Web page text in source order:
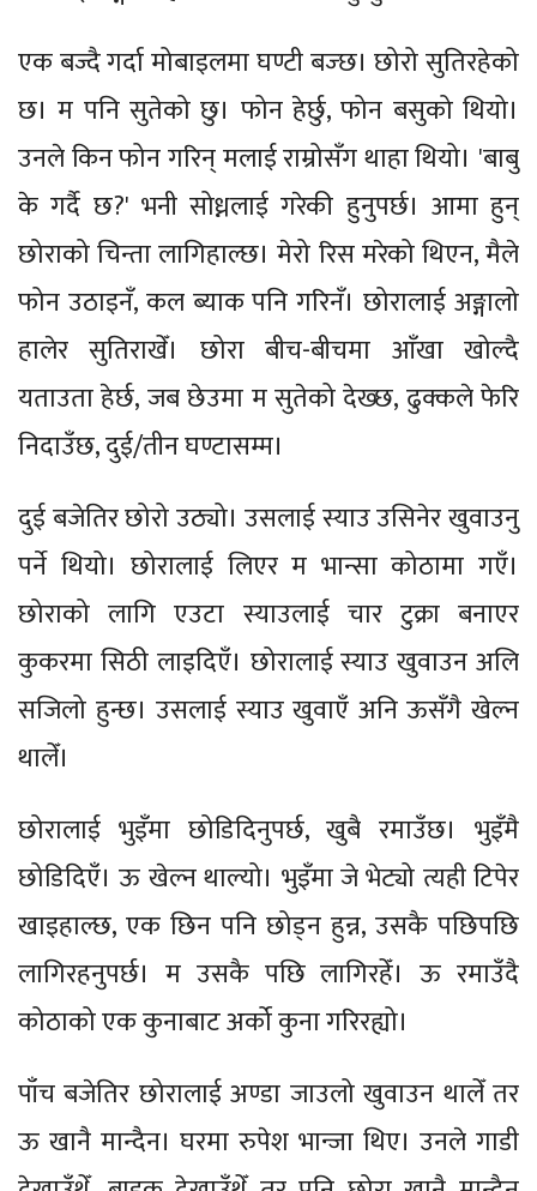
एक बज्दै गर्दा मोबाइलमा घण्टी बज्छ। छोरो सुतिरहेको
छ। म पनि सुतेको छु। फोन हेर्छु, फोन बसुको थियो।
उनले किन फोन गरिन् मलाई राम्रोसँग थाहा थियो। 'बाबु
के गर्दै छ?' भनी सोध्नलाई गरेकी हुनुपर्छ। आमा हुन्
छोराको चिन्ता लागिहाल्छ। मेरो रिस मरेको थिएन, मैले
फोन उठाइनँ, कल ब्याक पनि गरिनँ। छोरालाई अङ्गालो
हालेर सुतिराखेँ। छोरा बीच-बीचमा आँखा खोल्दै
यताउता हेर्छ, जब छेउमा म सुतेको देख्छ, ढुक्कले फेरि
निदाउँछ, दुई/तीन घण्टासम्म।
दुई बजेतिर छोरो उठ्यो। उसलाई स्याउ उसिनेर खुवाउनु
पर्ने थियो। छोरालाई लिएर म भान्सा कोठामा गएँ।
छोराको लागि एउटा स्याउलाई चार टुक्रा बनाएर
कुकरमा सिठी लाइदिएँ। छोरालाई स्याउ खुवाउन अलि
सजिलो हुन्छ। उसलाई स्याउ खुवाएँ अनि ऊसँगै खेल्न
थालेँ।
छोरालाई भुइँमा छोडिदिनुपर्छ, खुबै रमाउँछ। भुइँमै
छोडिदिएँ। ऊ खेल्न थाल्यो। भुइँमा जे भेट्यो त्यही टिपेर
खाइहाल्छ, एक छिन पनि छोड्न हुन्न, उसकै पछिपछि
लागिरहनुपर्छ। म उसकै पछि लागिरहेँ। ऊ रमाउँदै
कोठाको एक कुनाबाट अर्को कुना गरिरह्यो।
पाँच बजेतिर छोरालाई अण्डा जाउलो खुवाउन थालेँ तर
ऊ खानै मान्दैन। घरमा रुपेश भान्जा थिए। उनले गाडी